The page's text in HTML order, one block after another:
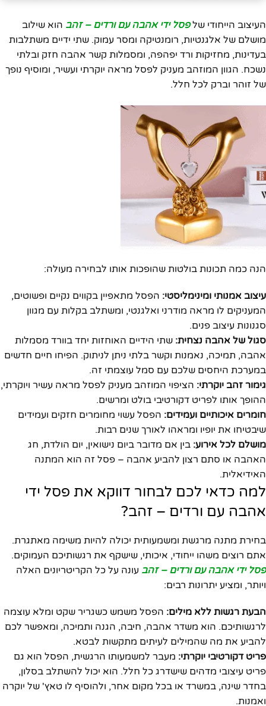
העיצוב הייחודי שלפסל ידי אהבה עם ורדים – זהב הוא שילוב
מושלם של אלגנטיות, רומנטיקה ומסר עמוק. שתי ידיים משתלבות
בעדינות, מחזיקות ורד יפהפה, ומסמלות קשר אהבה חזק ובלתי
נשכח. הגוון המוזהב מעניק לפסל מראה יוקרתי ועשיר, ומוסיף נופך
של זוהר וברק לכל חלל.
הנה כמה תכונות בולטות שהופכות אותו לבחירה מעולה:
עיצוב אמנותי ומינימליסטי: הפסל מתאפיין בקווים נקיים ופשוטים,
המעניקים לו מראה מודרני ואלגנטי, ומשתלב בקלות עם מגוון
סגנונות עיצוב פנים.
סגול של אהבה נצחית: שתי הידיים האוחזות יחד בוורד מסמלות
אהבה, תמיכה, נאמנות וקשר בלתי ניתן לניתוק. הפיחו חיים חדשים
במערכת היחסים שלכם עם סמל עוצמתי זה.
גימור זהב יוקרתי: הציפוי המוזהב מעניק לפסל מראה עשיר ויוקרתי,
ההופך אותו לפריט דקורטיבי בולט ומרשים.
חומרים איכותיים ועמידים: הפסל עשוי מחומרים חזקים ועמידים
שיבטיחו את יופיו ומראהו לאורך שנים רבות.
מושלם לכל אירוע: בין אם מדובר ביום נישואין, יום הולדת, חג
האהבה או סתם רצון להביע אהבה – פסל זה הוא המתנה
האידיאלית.
למה כדאי לכם לבחור דווקא את פסל ידי
אהבה עם ורדים – זהב?
בחירת מתנה מרגשת ומשמעותית יכולה להיות משימה מאתגרת.
אתם רוצים משהו ייחודי, איכותי, שישקף את רגשותיכם העמוקים.
פסל ידי אהבה עם ורדים – זהב עונה על כל הקריטריונים האלה
ויותר, ומציע יתרונות רבים:
הבעת רגשות ללא מילים: הפסל משמש כשגריר שקט ומלא עוצמה
לרגשותיכם. הוא משדר אהבה, חיבה, הגנה ותמיכה, ומאפשר לכם
להביע את מה שהמילים לעיתים מתקשות לבטא.
פריט דקורטיבי יוקרתי: מעבר למשמעותו הרגשית, הפסל הוא גם
פריט עיצובי מדהים שישדרג כל חלל. הוא יכול להשתלב בסלון,
בחדר שינה, במשרד או בכל מקום אחר, ולהוסיף לו טאץ' של יוקרה
ואמנות.